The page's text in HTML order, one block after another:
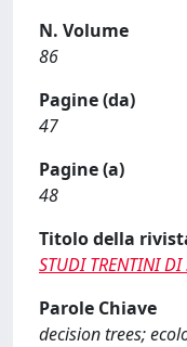
N. Volume
86
Pagine (da)
47
Pagine (a)
48
Titolo della
STUDI TRENTINI DI
Parole Chiave
decision trees;